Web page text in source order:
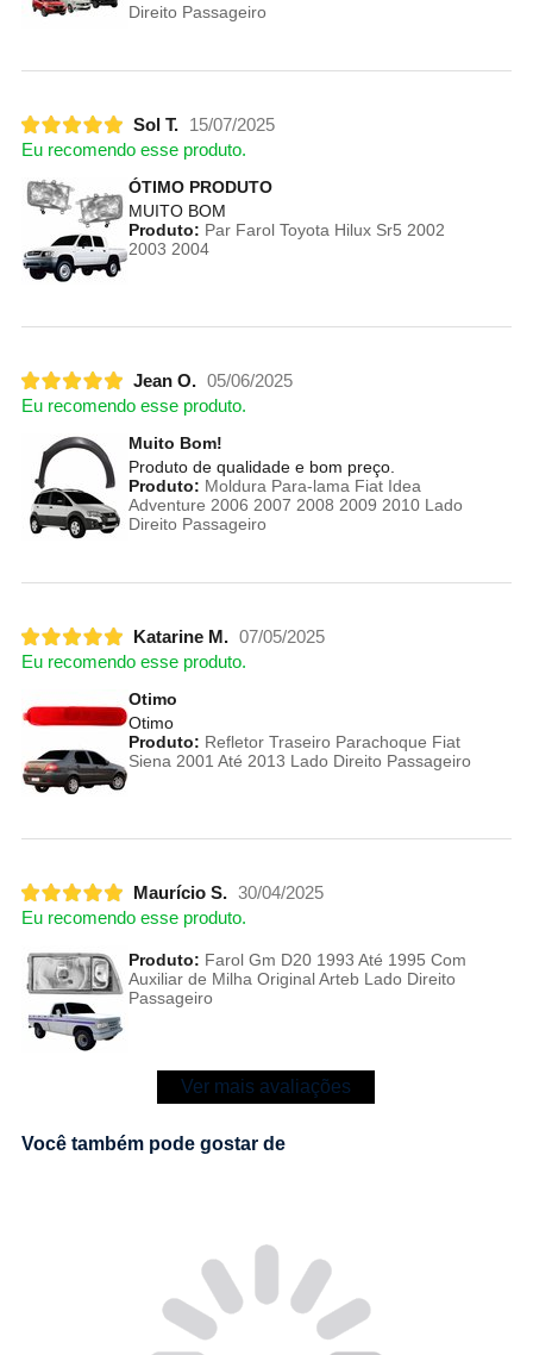
Direito Passageiro
Sol T.
15/07/2025
Eu recomendo esse produto.
ÓTIMO PRODUTO
MUITO BOM
Produto: Par Farol Toyota Hilux Sr5 2002
2003 2004
Jean O. 05/06/2025
Eu recomendo esse produto.
Muito Bom!
Produto de qualidade e bom preço.
Produto: Moldura Para-lama Fiat Idea
Adventure 2006 2007 2008 2009 2010 Lado
Direito Passageiro
Katarine M. 07/05/2025
Eu recomendo esse produto.
Otimo
Otimo
Produto: Refletor Traseiro Parachoque Fiat
Siena 2001 Até 2013 Lado Direito Passageiro
Maurício S. 30/04/2025
Eu recomendo esse produto.
Produto: Farol Gm D20 1993 Até 1995 Com
Auxiliar de Milha Original Arteb Lado Direito
Passageiro
Ver mais avaliações
Você também pode gostar de